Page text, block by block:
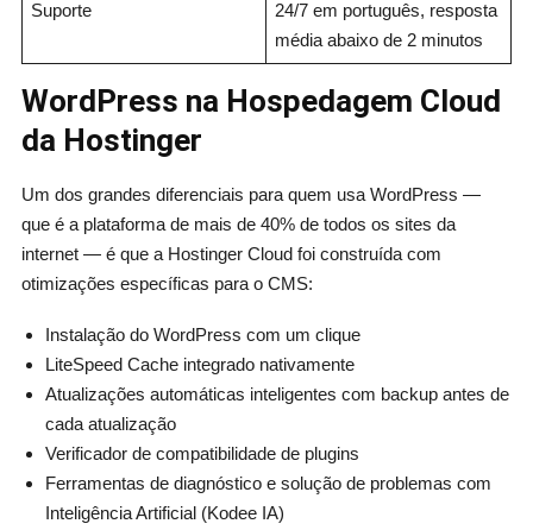
Suporte
24/7 em português, resposta
média abaixo de 2 minutos
WordPress na Hospedagem Cloud
da Hostinger
Um dos grandes diferenciais para quem usa WordPress —
que é a plataforma de mais de 40% de todos os sites da
internet — é que a Hostinger Cloud foi construída com
otimizações específicas para o CMS:
Instalação do WordPress com um clique
LiteSpeed Cache integrado nativamente
Atualizações automáticas inteligentes com backup antes de
cada atualização
Verificador de compatibilidade de plugins
Ferramentas de diagnóstico e solução de problemas com
Inteligência Artificial (Kodee IA)